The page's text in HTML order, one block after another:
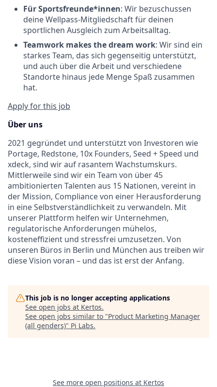
Für Sportsfreunde*innen: Wir bezuschussen
deine Wellpass-Mitgliedschaft für deinen
sportlichen Ausgleich zum Arbeitsalltag.
Teamwork makes the dream work: Wir sind ein
starkes Team, das sich gegenseitig unterstützt,
und auch über die Arbeit und verschiedene
Standorte hinaus jede Menge Spaß zusammen
hat.
Apply for this job
Über uns
2021 gegründet und unterstützt von Investoren wie
Portage, Redstone, 10x Founders, Seed + Speed und
xdeck, sind wir auf rasantem Wachstumskurs.
Mittlerweile sind wir ein Team von über 45
ambitionierten Talenten aus 15 Nationen, vereint in
der Mission, Compliance von einer Herausforderung
in eine Selbstverständlichkeit zu verwandeln. Mit
unserer Plattform helfen wir Unternehmen,
regulatorische Anforderungen mühelos,
kosteneffizient und stressfrei umzusetzen. Von
unseren Büros in Berlin und München aus treiben wir
diese Vision voran – und das ist erst der Anfang.
This job is no longer accepting applications
See open jobs at Kertos.
See open jobs similar to "Product Marketing Manager
(all genders)" Pi Labs.
See more open positions at Kertos